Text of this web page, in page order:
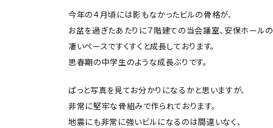
今年の４月頃には影もなかったビルの骨格が、
お盆を過ぎたあたりに７階建ての当会議室、安保ホール
凄いペースですくすくと成長しております。
思春期の中学生のような成長ぶりです。
ぱっと写真を見てお分かりになるかと思いますが、
非常に堅牢な骨組みで作られております。
地震にも非常に強いビルになるのは間違いなく、